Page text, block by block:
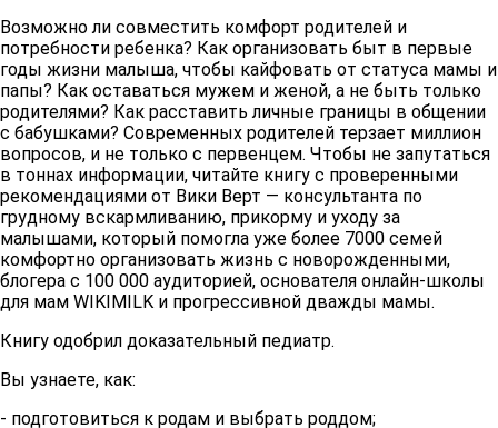
Возможно ли совместить комфорт родителей и
потребности ребенка? Как организовать быт в первые
годы жизни малыша, чтобы кайфовать от статуса мамы и
папы? Как оставаться мужем и женой, а не быть только
родителями? Как расставить личные границы в общении
с бабушками? Современных родителей терзает миллион
вопросов, и не только с первенцем. Чтобы не запутаться
в тоннах информации, читайте книгу с проверенными
рекомендациями от Вики Верт — консультанта по
грудному вскармливанию, прикорму и уходу за
малышами, который помогла уже более 7000 семей
комфортно организовать жизнь с новорожденными,
блогера с 100 000 аудиторией, основателя онлайн-школы
для мам WIKIMILK и прогрессивной дважды мамы.
Книгу одобрил доказательный педиатр.
Вы узнаете, как:
- подготовиться к родам и выбрать роддом;